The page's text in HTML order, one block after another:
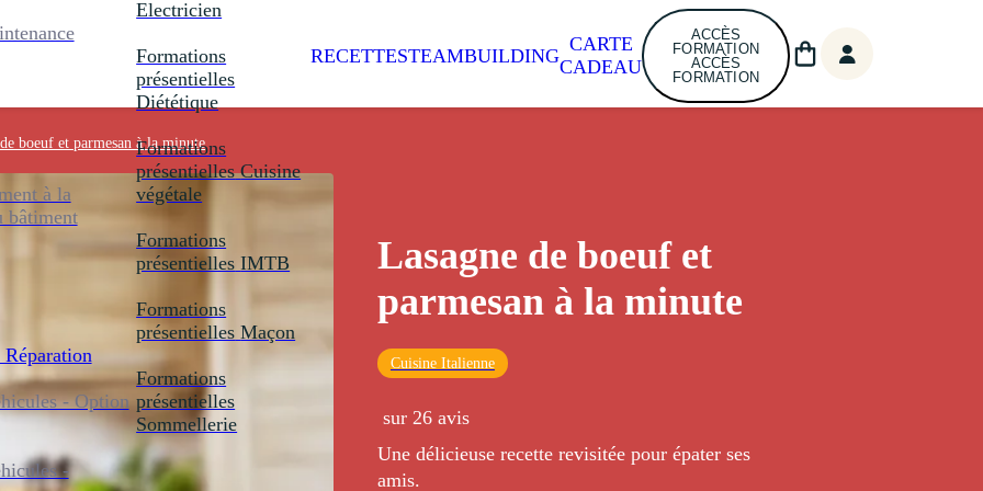
à la
bâtiment
- Option
-
Electricien
Formations
présentielles
Diététique
Formations
présentielles Cuisine
végétale
Formations
présentielles IMTB
Formations
présentielles Maçon
Formations
présentielles
Sommellerie
RECETTESTEAMBUILDING
CARTE
CADEAU
ACCÈS
FORMATION
ACCÈS
FORMATION
boeuf et parmesan à la minute
Lasagne de boeuf et
parmesan à la minute
Cuisine Italienne
sur 26 avis
Une délicieuse recette revisitée pour épater ses
amis.